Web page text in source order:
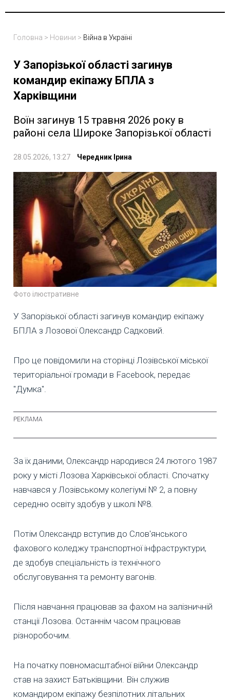
Головна > Новини > Війна в Україні
У Запорізької області загинув
командир екіпажу БПЛА з
Харківщини
Воїн загинув 15 травня 2026 року в
районі села Широке Запорізької області
28.05.2026, 13:27 Чередник Ірина
Фото ілюстративне
У Запорізької області загинув командир екіпажу
БПЛА з Лозової Олександр Садковий.
Про це повідомили на сторінці Лозівської міської
територіальної громади в Facebook, передає
"Думка".
За їх даними, Олександр народився 24 лютого 1987
року у місті Лозова Харківської області. Спочатку
навчався у Лозівському колегіумі № 2, а повну
середню освіту здобув у школі №8.
Потім Олександр вступив до Слов'янського
фахового коледжу транспортної інфраструктури,
де здобув спеціальність із технічного
обслуговування та ремонту вагонів.
Після навчання працював за фахом на залізничній
станції Лозова. Останнім часом працював
різноробочим.
На початку повномасштабної війни Олександр
став на захист Батьківщини. Він служив
командиром екіпажу безпілотних літальних